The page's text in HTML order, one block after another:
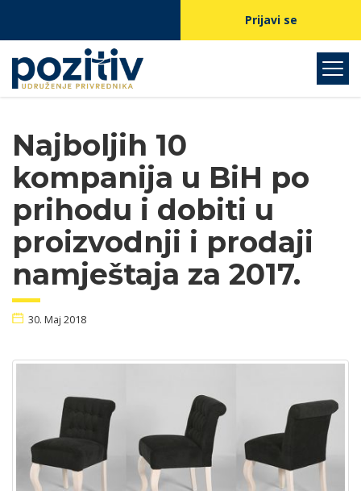
Prijavi se
Najboljih 10
kompanija u BiH po
prihodu i dobiti u
proizvodnji i prodaji
namještaja za 2017.
30. Maj 2018